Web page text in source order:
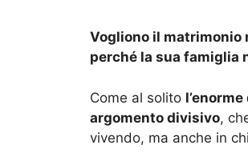
Vogliono il matrimonio
perché la sua famiglia
Come al solito
argomento divisivo,
vivendo, ma anche in